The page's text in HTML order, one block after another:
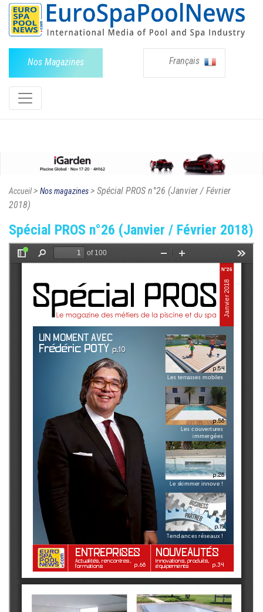
Nos Magazines Français
Accueil> Nos magazines> Spécial PROS n°26 (Janvier / Février
2018)
Spécial PROS n°26 (Janvier / Février 2018)